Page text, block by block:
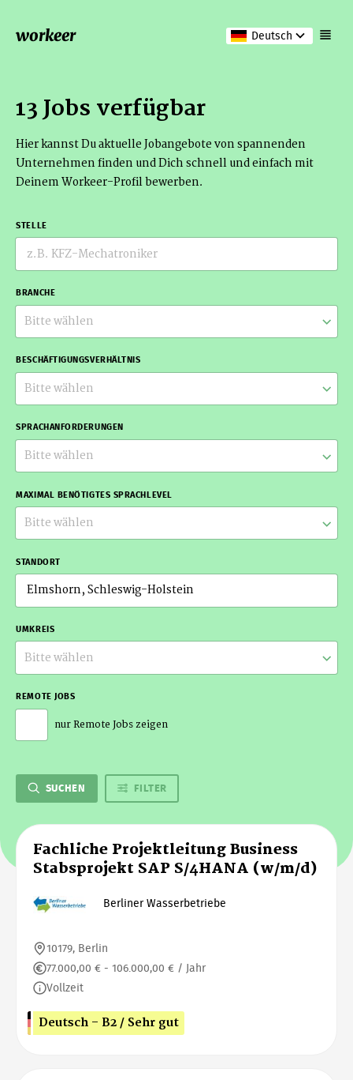
workeer Deutsch
13 Jobs verfügbar
Hier kannst Du aktuelle Jobangebote von spannenden
Unternehmen finden und Dich schnell und einfach mit
Deinem Workeer-Profil bewerben.
STELLE
BRANCHE
Bitte wählen
BESCHÄFTIGUNGSVERHÄLTNIS
Bitte wählen
SPRACHANFORDERUNGEN
Bitte wählen
MAXIMAL BENÖTIGTES SPRACHLEVEL
Bitte wählen
STANDORT
UMKREIS
Bitte wählen
REMOTE JOBS
nur Remote Jobs zeigen
SUCHEN FILTER
Fachliche Projektleitung Business
Stabsprojekt SAP S/4HANA (w/m/d)
Berliner Wasserbetriebe
10179, Berlin
77.000,00 € - 106.000,00 € / Jahr
Vollzeit
Deutsch - B2 / Sehr gut